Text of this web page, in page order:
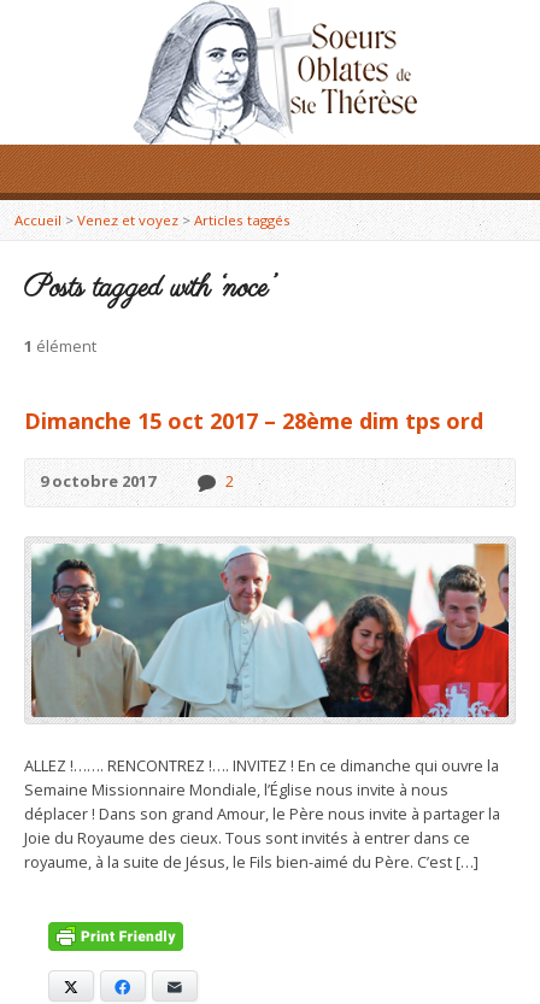
Accueil> Venez et voyez > Articles taggés
Posts tagged with ‘noce’
1 élément
Dimanche 15 oct 2017 – 28ème dim tps ord
9 octobre 2017 2
ALLEZ !……. RENCONTREZ !…. INVITEZ ! En ce dimanche qui ouvre la
Semaine Missionnaire Mondiale, l’Église nous invite à nous
déplacer ! Dans son grand Amour, le Père nous invite à partager la
Joie du Royaume des cieux. Tous sont invités à entrer dans ce
royaume, à la suite de Jésus, le Fils bien-aimé du Père. C’est […]
Facebook